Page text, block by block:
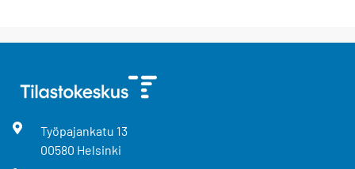
Työpajankatu 13
00580 Helsinki